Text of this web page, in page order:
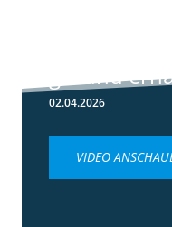
gesund
02.04.2026
VIDEO